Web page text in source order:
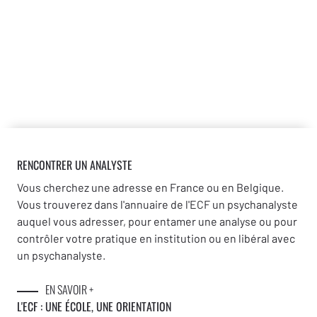
RENCONTRER UN ANALYSTE
Vous cherchez une adresse en France ou en Belgique.
Vous trouverez dans l'annuaire de l'ECF un psychanalyste
auquel vous adresser, pour entamer une analyse ou pour
contrôler votre pratique en institution ou en libéral avec
un psychanalyste.
EN SAVOIR +
L'ECF : UNE ÉCOLE, UNE ORIENTATION